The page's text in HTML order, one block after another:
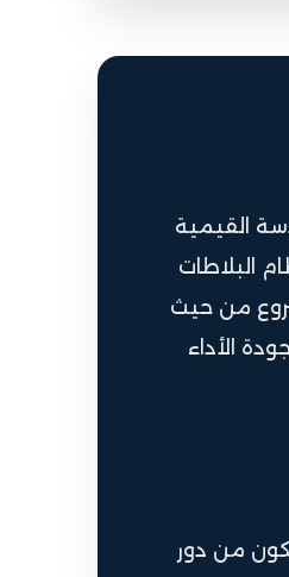
القيمية
البلاطات
من حيث
الأداء
من دور